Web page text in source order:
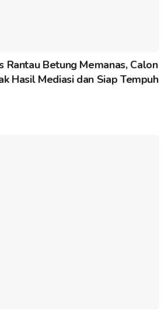
Rantau Betung Memanas, Calon
Hasil Mediasi dan Siap Tempuh